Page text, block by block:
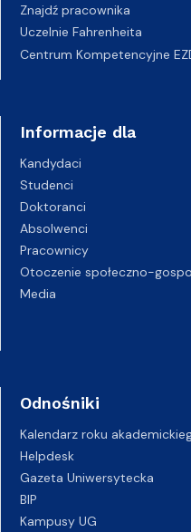
Znajdź pracownika
Uczelnie Fahrenheita
Centrum Kompetencyjne
Informacje dla
Kandydaci
Studenci
Doktoranci
Absolwenci
Pracownicy
Otoczenie społeczno-
Media
Odnośniki
Kalendarz roku
Helpdesk
Gazeta Uniwersytecka
BIP
Kampusy UG